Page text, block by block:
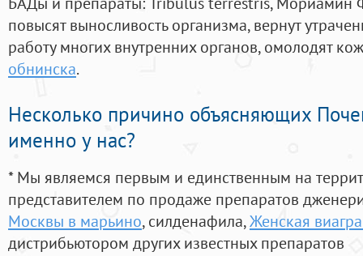
повысят выносливость организма, вернут
работу многих внутренних органов, омолодят
обнинска.
Несколько причино объясняющих
именно у нас?
* Мы являемся первым и единственным на
представителем по продаже препаратов
Москвы в марьино, силденафила,Женская
дистрибьютором других известных препаратов